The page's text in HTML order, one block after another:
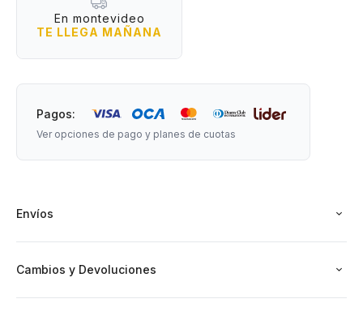
Medidas: 11 cm de ancho x 4,5 cm de altura.
En montevideo
TE LLEGA MAÑANA
Pagos:
Ver opciones de pago y planes de cuotas
Envíos
Cambios y Devoluciones